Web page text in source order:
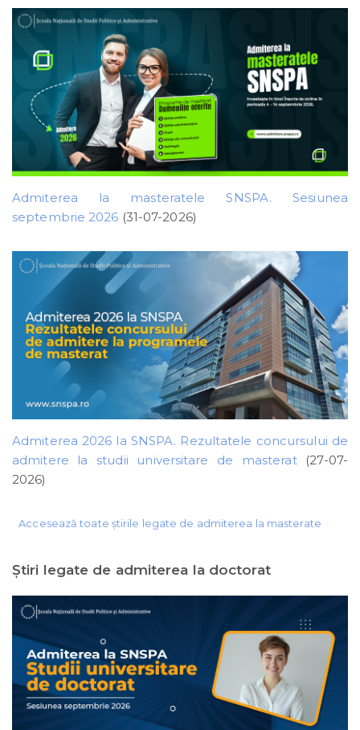
Admiterea la masteratele SNSPA. Sesiunea
septembrie 2026 (31-07-2026)
Admiterea 2026 la SNSPA. Rezultatele concursului de
admitere la studii universitare de masterat
(27-07-
2026)
Accesează toate știrile legate de admiterea la masterate
Ştiri legate de admiterea la doctorat